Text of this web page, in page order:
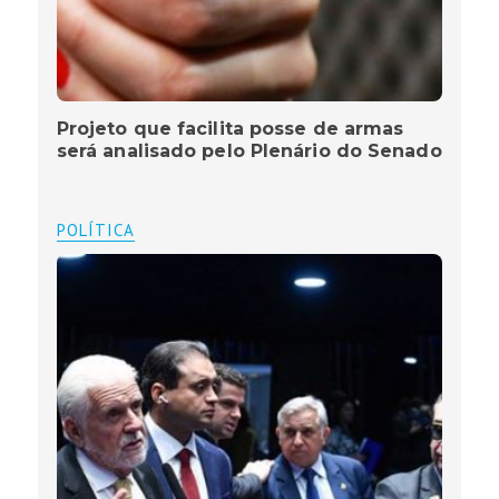
Projeto que facilita posse de armas
será analisado pelo Plenário do Senado
POLÍTICA